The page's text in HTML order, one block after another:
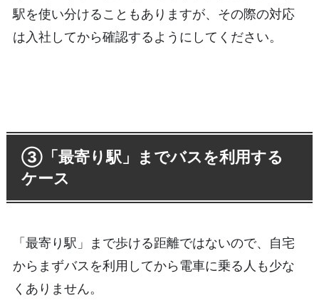
駅を使い分けることもありますが、その際の対応
は入社してから確認するようにしてください。
③「最寄り駅」までバスを利用する
ケース
「最寄り駅」まで歩ける距離ではないので、自宅
からまずバスを利用してから電車に乗る人も少な
くありません。